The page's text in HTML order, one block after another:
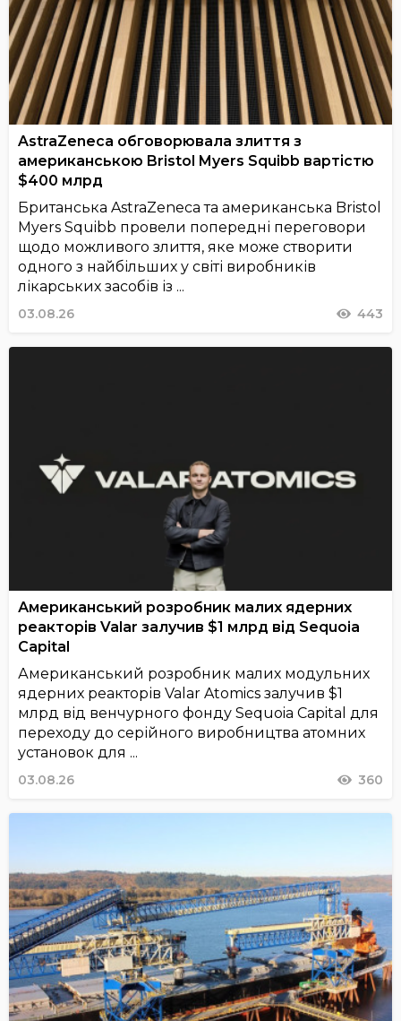
AstraZeneca обговорювала злиття з
американською Bristol Myers Squibb вартістю
$400 млрд
Британська AstraZeneca та американська Bristol
Myers Squibb провели попередні переговори
щодо можливого злиття, яке може створити
одного з найбільших у світі виробників
лікарських засобів із ...
03.08.26 443
Американський розробник малих ядерних
реакторів Valar залучив $1 млрд від Sequoia
Capital
Американський розробник малих модульних
ядерних реакторів Valar Atomics залучив $1
млрд від венчурного фонду Sequoia Capital для
переходу до серійного виробництва атомних
установок для ...
03.08.26 360